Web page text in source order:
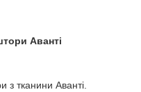
Аванті
з тканини Аванті.